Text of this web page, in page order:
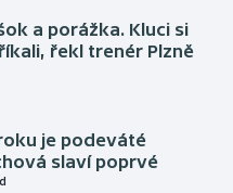
a porážka. Kluci si
řekl trenér Plzně
je podeváté
slaví poprvé